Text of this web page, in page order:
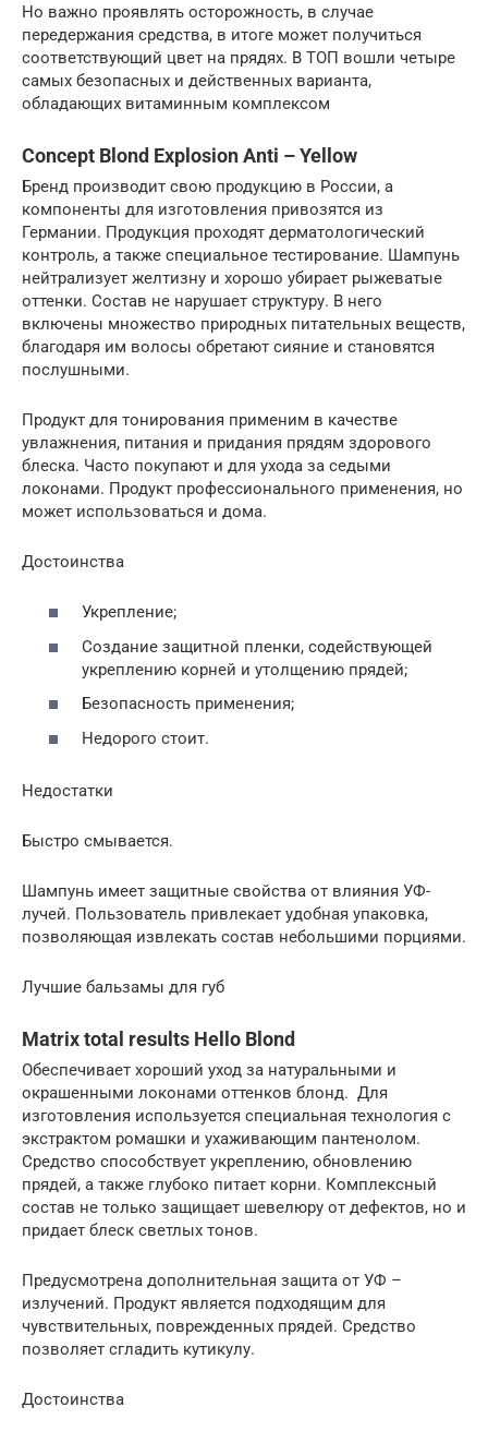
Но важно проявлять осторожность, в случае
передержания средства, в итоге может получиться
соответствующий цвет на прядях. В ТОП вошли четыре
самых безопасных и действенных варианта,
обладающих витаминным комплексом
Concept Blond Explosion Anti – Yellow
Бренд производит свою продукцию в России, а
компоненты для изготовления привозятся из
Германии. Продукция проходят дерматологический
контроль, а также специальное тестирование. Шампунь
нейтрализует желтизну и хорошо убирает рыжеватые
оттенки. Состав не нарушает структуру. В него
включены множество природных питательных веществ,
благодаря им волосы обретают сияние и становятся
послушными.
Продукт для тонирования применим в качестве
увлажнения, питания и придания прядям здорового
блеска. Часто покупают и для ухода за седыми
локонами. Продукт профессионального применения, но
может использоваться и дома.
Достоинства
Укрепление;
Создание защитной пленки, содействующей
укреплению корней и утолщению прядей;
Безопасность применения;
Недорого стоит.
Недостатки
Быстро смывается.
Шампунь имеет защитные свойства от влияния УФ-
лучей. Пользователь привлекает удобная упаковка,
позволяющая извлекать состав небольшими порциями.
Лучшие бальзамы для губ
Matrix total results Hello Blond
Обеспечивает хороший уход за натуральными и
окрашенными локонами оттенков блонд. Для
изготовления используется специальная технология с
экстрактом ромашки и ухаживающим пантенолом.
Средство способствует укреплению, обновлению
прядей, а также глубоко питает корни. Комплексный
состав не только защищает шевелюру от дефектов, но и
придает блеск светлых тонов.
Предусмотрена дополнительная защита от УФ –
излучений. Продукт является подходящим для
чувствительных, поврежденных прядей. Средство
позволяет сгладить кутикулу.
Достоинства